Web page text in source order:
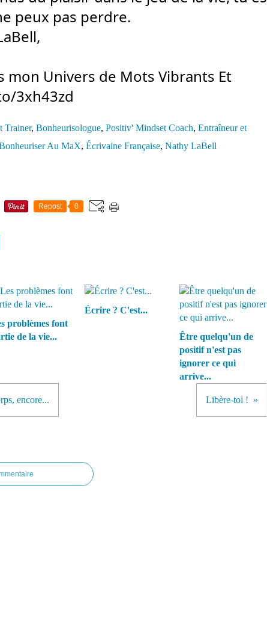
peux pas perdre.
mon Univers de Mots Vibrants Et
3xh43zd
Trainer, Bonheurisologue, Positiv' Mindset Coach, Entraîneur et
Au MaX, Écrivaine Française, Nathy LaBell
Repost 0
problèmes font
de la vie...
Écrire ? C'est...
Être quelqu'un de
positif n'est pas
ignorer ce qui
arrive...
encore... Libère-toi !